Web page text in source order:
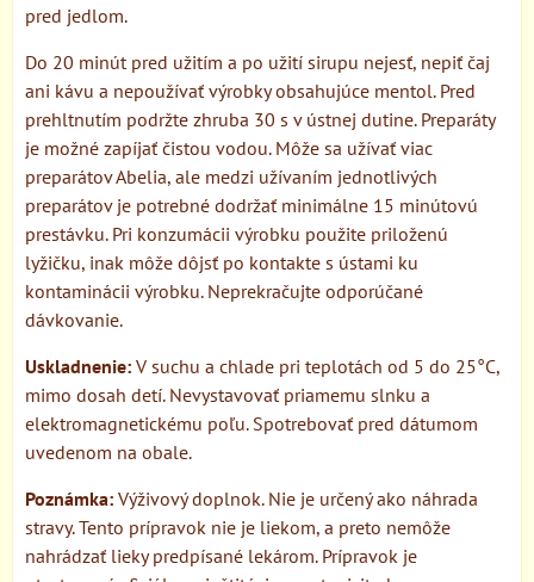
pred jedlom.
Do 20 minút pred užitím a po užití sirupu nejesť, nepiť čaj
ani kávu a nepoužívať výrobky obsahujúce mentol. Pred
prehltnutím podržte zhruba 30 s v ústnej dutine. Preparáty
je možné zapíjať čistou vodou. Môže sa užívať viac
preparátov Abelia, ale medzi užívaním jednotlivých
preparátov je potrebné dodržať minimálne 15 minútovú
prestávku. Pri konzumácii výrobku použite priloženú
lyžičku, inak môže dôjsť po kontakte s ústami ku
kontaminácii výrobku. Neprekračujte odporúčané
dávkovanie.
Uskladnenie: V suchu a chlade pri teplotách od 5 do 25°C,
mimo dosah detí. Nevystavovať priamemu slnku a
elektromagnetickému poľu. Spotrebovať pred dátumom
uvedenom na obale.
Poznámka: Výživový doplnok. Nie je určený ako náhrada
stravy. Tento prípravok nie je liekom, a preto nemôže
nahrádzať lieky predpísané lekárom. Prípravok je